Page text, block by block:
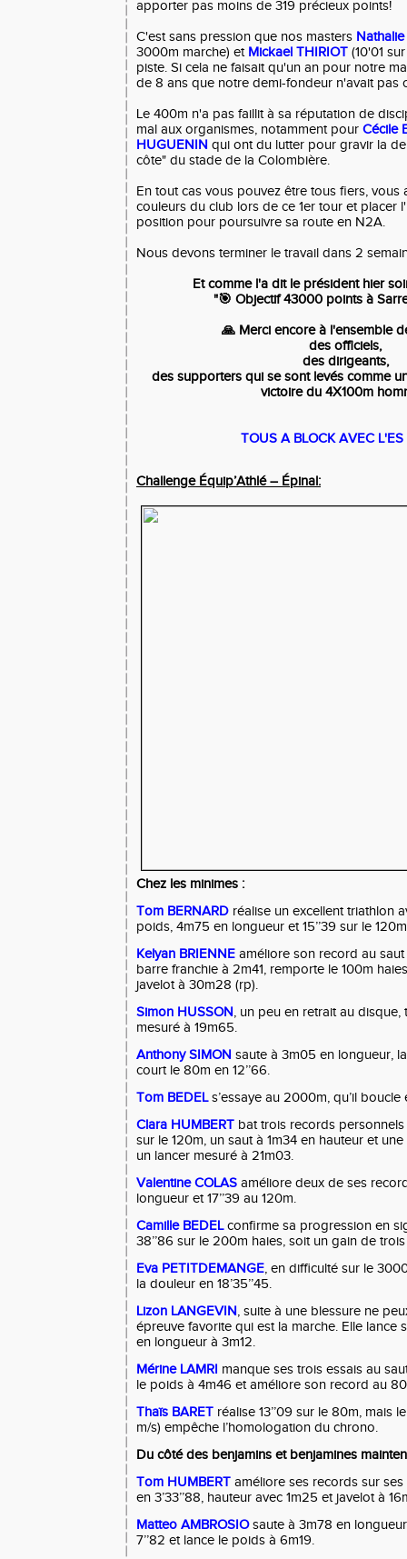
apporter pas moins de 319 précieux points!
C'est sans pression que nos masters
3000m marche) et Mickael THIRIOT (10'01
piste. Si cela ne faisait qu'un an pour notre
de 8 ans que notre demi-fondeur n'avait pas
Le 400m n'a pas faillit à sa réputation de
mal aux organismes, notamment pour Cécile
HUGUENIN qui ont du lutter pour gravir la
côte" du stade de la Colombière.
En tout cas vous pouvez être tous fiers, vous
couleurs du club lors de ce 1er tour et placer
position pour poursuivre sa route en N2A.
Nous devons terminer le travail dans 2
Et comme l'a dit le président hier
"🎯Objectif 43000 points à
🙏 Merci encore à l'ensemble
des officiels,
des dirigeants,
des supporters qui se sont levés comme
victoire du 4X100m
TOUS A BLOCK AVEC
Challenge Équip’Athlé – Épinal:
Chez les minimes :
Tom BERNARD réalise un excellent triathlon
poids, 4m75 en longueur et 15’’39 sur le
Kelyan BRIENNE améliore son record au
barre franchie à 2m41, remporte le 100m
javelot à 30m28 (rp).
Simon HUSSON, un peu en retrait au disque,
mesuré à 19m65.
Anthony SIMON saute à 3m05 en longueur,
court le 80m en 12’’66.
Tom BEDELs’essaye au 2000m, qu’il boucle
Clara HUMBERT bat trois records personnels
sur le 120m, un saut à 1m34 en hauteur et
un lancer mesuré à 21m03.
Valentine COLAS améliore deux de ses
longueur et 17’’39 au 120m.
Camille BEDEL confirme sa progression en
38’’86 sur le 200m haies, soit un gain de
Eva PETITDEMANGE, en difficulté sur le
la douleur en 18’35’’45.
Lizon LANGEVIN, suite à une blessure ne
épreuve favorite qui est la marche. Elle lance
en longueur à 3m12.
Mérine LAMRI manque ses trois essais au
le poids à 4m46 et améliore son record au
Thaïs BARET réalise 13’’09 sur le 80m, mais
m/s) empêche l’homologation du chrono.
Du côté des benjamins et benjamines
Tom HUMBERT améliore ses records sur
en 3’33’’88, hauteur avec 1m25 et javelot à
Matteo AMBROSIOsaute à 3m78 en
7’’82 et lance le poids à 6m19.